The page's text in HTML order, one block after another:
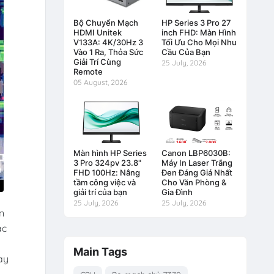
Bộ Chuyển Mạch
HDMI Unitek
V133A: 4K/30Hz 3
Vào 1 Ra, Thỏa Sức
Giải Trí Cùng
Remote
05 August, 2026
HP Series 3 Pro 27
inch FHD: Màn Hình
Tối Ưu Cho Mọi Nhu
Cầu Của Bạn
25 July, 2026
Màn hình HP Series
3 Pro 324pv 23.8"
FHD 100Hz: Nâng
tầm công việc và
giải trí của bạn
25 July, 2026
Canon LBP6030B:
Máy In Laser Trắng
Đen Đáng Giá Nhất
Cho Văn Phòng &
Gia Đình
25 July, 2026
Main Tags